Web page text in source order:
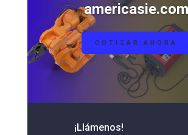
americasie.com
COTIZAR AHORA
¡Llámenos!